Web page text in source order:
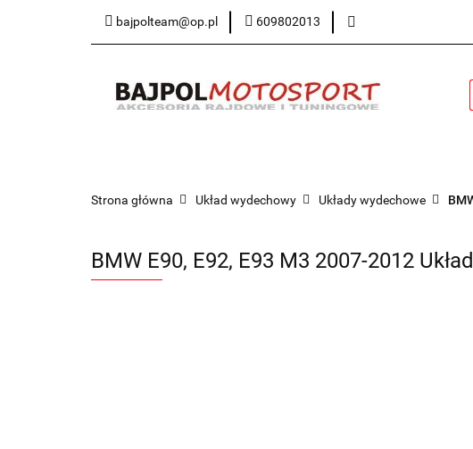
bajpolteam@op.pl 609802013
Kategorie
Kontakt
Strona główna Układ wydechowy Układy wydechowe
BMW E90, E92, E93 M3 2007-2012